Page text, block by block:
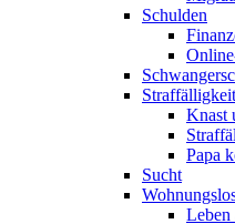
Schulden
Knast
Papa
Sucht
Leben